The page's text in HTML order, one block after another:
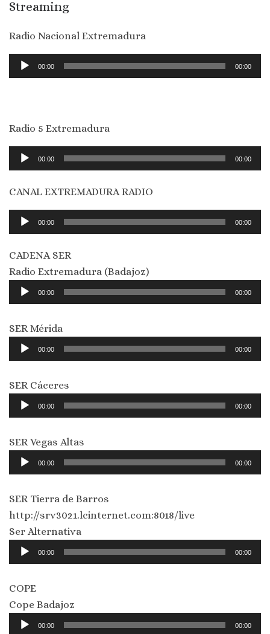
Streaming
Radio Nacional Extremadura
Reproductor
de
00:00 00:00
Radio 5 Extremadura
Reproductor
de
audio
00:00 00:00
CANAL EXTREMADURA RADIO
Reproductor
de
audio
00:00 00:00
CADENA SER
Radio Extremadura (Badajoz)
Reproductor
de
00:00 00:00
SER Mérida
Reproductor
de
00:00 00:00
SER Cáceres
Reproductor
de
00:00 00:00
SER Vegas Altas
Reproductor
de
00:00 00:00
SER Tierra de Barros
http://srv3021.lcinternet.com:8018/live
Ser Alternativa
Reproductor
de
00:00 00:00
COPE
Cope Badajoz
Reproductor
00:00 00:00